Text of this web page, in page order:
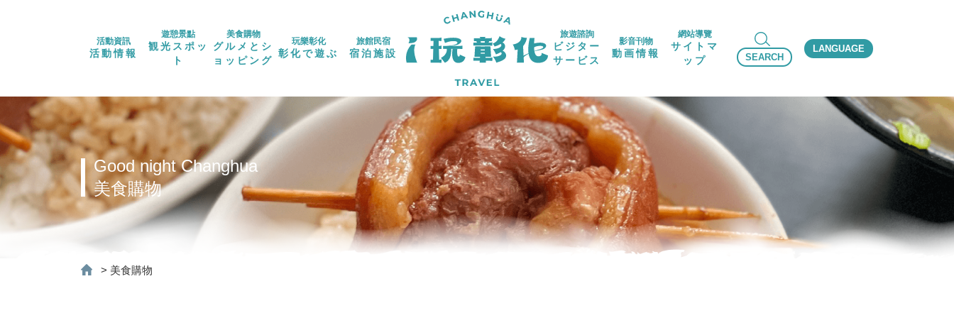
活動資訊
活動情報
遊憩景點
観光スポッ
ト
美食購物
グルメとシ
ョッピング
玩樂彰化
彰化で遊ぶ
旅館民宿
宿泊施設
旅遊諮詢
ビジター
サービス
影音刊物
動画情報
網站導覽
サイトマ
ップ
SEARCH
LANGUAGE
Good night Changhua
美食購物
> 美食購物